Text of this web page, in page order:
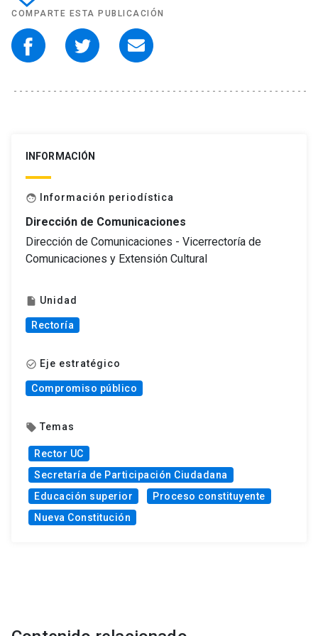
COMPARTE ESTA PUBLICACIÓN
INFORMACIÓN
face Información periodística
Dirección de Comunicaciones
Dirección de Comunicaciones - Vicerrectoría de
Comunicaciones y Extensión Cultural
insert_drive_file Unidad
Rectoría
check_circle_outline Eje estratégico
Compromiso público
local_offer Temas
Rector UC
Secretaría de Participación Ciudadana
Educación superior
Proceso constituyente
Nueva Constitución